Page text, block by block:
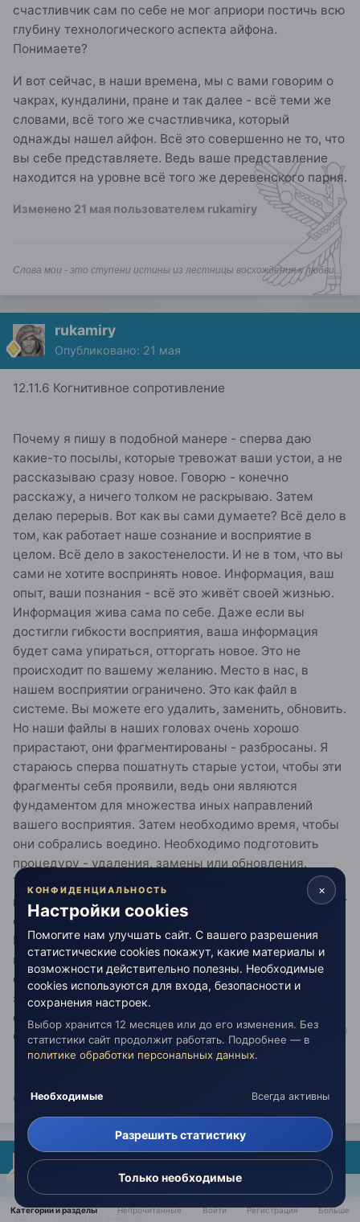
счастливчик сам по себе не мог априори постичь всю
глубину технологического аспекта айфона.
Понимаете?
И вот сейчас, в наши времена, мы с вами говорим о
чакрах, кундалини, пране и так далее - всё теми же
словами, всё того же счастливчика, который
однажды нашел айфон. Всё это совершенно не то, что
вы себе представляете. Ведь ваше представление
находится на уровне всё того же деревенского парня.
Изменено 21 мая пользователем rukamiry
Слова мои - это ступени истины из лестницы восхождения к любви...
rukamiry
Опубликовано: 21 мая
12.11.6 Когнитивное сопротивление
Почему я пишу в подобной манере - сперва даю
какие-то посылы, которые тревожат ваши устои, а не
рассказываю сразу новое. Говорю - конечно
расскажу, а ничего толком не раскрываю. Затем
делаю перерыв. Вот как вы сами думаете? Всё дело в
том, как работает наше сознание и восприятие в
целом. Всё дело в закостенелости. И не в том, что вы
сами не хотите воспринять новое. Информация, ваш
опыт, ваши познания - всё это живёт своей жизнью.
Информация жива сама по себе. Даже если вы
достигли гибкости восприятия, ваша информация
будет сама упираться, отторгать новое. Это не
происходит по вашему желанию. Место в нас, в
нашем восприятии ограничено. Это как файл в
системе. Вы можете его удалить, заменить, обновить.
Но наши файлы в наших головах очень хорошо
прирастают, они фрагментированы - разбросаны. Я
стараюсь сперва пошатнуть старые устои, чтобы эти
фрагменты себя проявили, ведь они являются
фундаментом для множества иных направлений
вашего восприятия. Затем необходимо время, чтобы
они собрались воедино. Необходимо подготовить
процедуру - удаления, замены или обновления.
Только затем, когда вы готовы к новому, это новое
может быть усвоено. Иначе, оно непременно вызовет
отторжение. И вы даже не будете понимать почему.
Ведь это не вы отторгаете. Это называется
когнитивное сопротивление. Каждая система
стремится к устойчивости и сама защищает свои
элементы. Вы даже будете воспринимать это своим
отторжением, но это проявление самой информации.
Самой системы вашего восприятия.
Слова мои - это ступени истины из лестницы восхождения к любви...
rukamiry
Опубликовано:21 мая
12.11.7 Понятие Света
Категории и разделы Непрочитанные Войти Регистрация Больше
×
КОНФИДЕНЦИАЛЬНОСТЬ
Настройки cookies
Помогите нам улучшать сайт. С вашего разрешения
статистические cookies покажут, какие материалы и
возможности действительно полезны. Необходимые
cookies используются для входа, безопасности и
сохранения настроек.
Выбор хранится 12 месяцев или до его изменения. Без
статистики сайт продолжит работать. Подробнее — в
политике обработки персональных данных.
Необходимые Всегда активны
Разрешить статистику
Только необходимые